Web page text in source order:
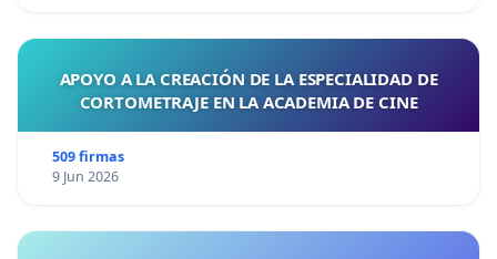
APOYO A LA CREACIÓN DE LA ESPECIALIDAD DE
CORTOMETRAJE EN LA ACADEMIA DE CINE
509 firmas
9 Jun 2026